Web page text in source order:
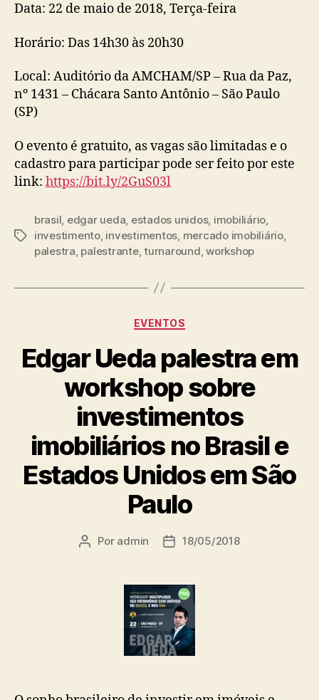
Data: 22 de maio de 2018, Terça-feira
Horário: Das 14h30 às 20h30
Local: Auditório da AMCHAM/SP – Rua da Paz,
nº 1431 – Chácara Santo Antônio – São Paulo
(SP)
O evento é gratuito, as vagas são limitadas e o
cadastro para participar pode ser feito por este
link: https://bit.ly/2GuS03l
brasil edgar ueda estados unidos, imobiliário
investimento, investimentos mercado imobiliário,
palestra palestrante,turnaround ,workshop
EVENTOS
Edgar Ueda palestra em
workshop sobre
investimentos
imobiliários no Brasil e
Estados Unidos em São
Paulo
Por admin 18/05/2018